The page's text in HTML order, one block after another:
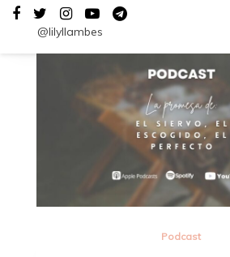
@lilyllambes
Podcast